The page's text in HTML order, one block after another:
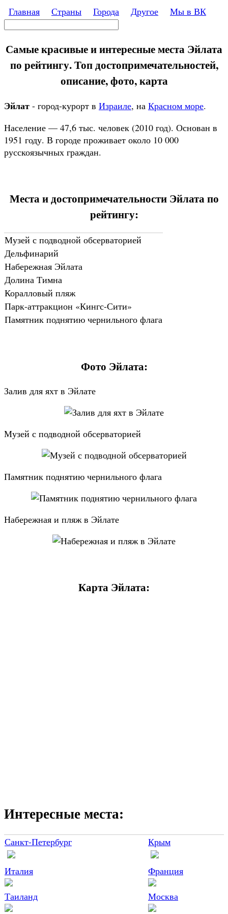
Перейти к основному содержанию
Главная Страны Города Другое Мы в ВК
Поиск
Самые красивые и интересные места Эйлата
по рейтингу. Топ достопримечательностей,
описание, фото, карта
Эйлат - город-курорт в Израиле, на Красном море.
Население — 47,6 тыс. человек (2010 год). Основан в
1951 году. В городе проживает около 10 000
русскоязычных граждан.
Места и достопримечательности Эйлата по
рейтингу:
Музей с подводной обсерваторией
Дельфинарий
Набережная Эйлата
Долина Тимна
Коралловый пляж
Парк-аттракцион «Кингс-Сити»
Памятник поднятию чернильного флага
Фото Эйлата:
Залив для яхт в Эйлате
Музей с подводной обсерваторией
Памятник поднятию чернильного флага
Набережная и пляж в Эйлате
Карта Эйлата:
Интересные места:
Санкт-Петербург Крым
Италия Франция
Таиланд Москва